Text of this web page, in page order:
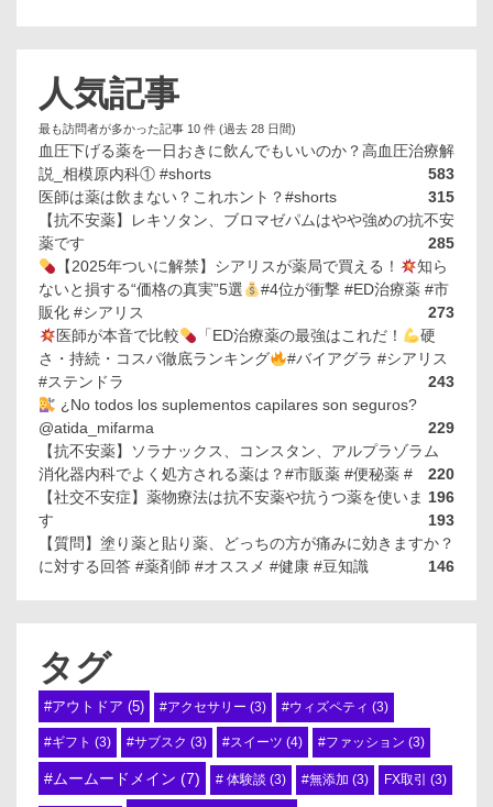
人気記事
最も訪問者が多かった記事 10 件 (過去 28 日間)
血圧下げる薬を一日おきに飲んでもいいのか？高血圧治療解
説_相模原内科① #shorts
583
医師は薬は飲まない？これホント？#shorts
315
【抗不安薬】レキソタン、ブロマゼパムはやや強めの抗不安
薬です
285
【2025年ついに解禁】シアリスが薬局で買える！
知ら
ないと損する“価格の真実”5選
#4位が衝撃 #ED治療薬 #市
販化 #シアリス
273
医師が本音で比較
「ED治療薬の最強はこれだ！
硬
さ・持続・コスパ徹底ランキング
#バイアグラ #シアリス
#ステンドラ
243
¿No todos los suplementos capilares son seguros?
@atida_mifarma
229
【抗不安薬】ソラナックス、コンスタン、アルプラゾラム
220
消化器内科でよく処方される薬は？#市販薬 #便秘薬 #
196
【社交不安症】薬物療法は抗不安薬や抗うつ薬を使いま
す
193
【質問】塗り薬と貼り薬、どっちの方が痛みに効きますか？
に対する回答 #薬剤師 #オススメ #健康 #豆知識
146
タグ
#アウトドア (5) #アクセサリー (3) #ウィズペティ (3)
#ギフト (3) #サブスク (3) #スイーツ (4) #ファッション (3)
#ムームードメイン (7) # 体験談 (3) #無添加 (3) FX取引 (3)